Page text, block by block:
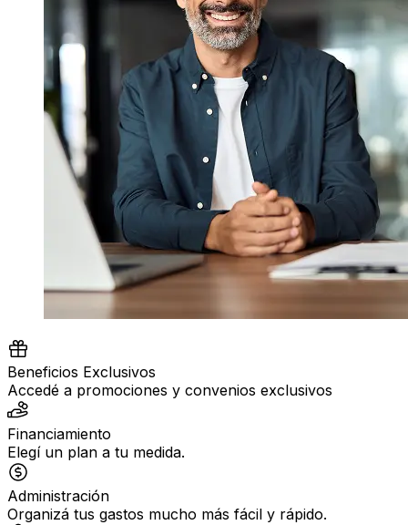
Beneficios Exclusivos
Accedé a promociones y convenios exclusivos
Financiamiento
Elegí un plan a tu medida.
Administración
Organizá tus gastos mucho más fácil y rápido.